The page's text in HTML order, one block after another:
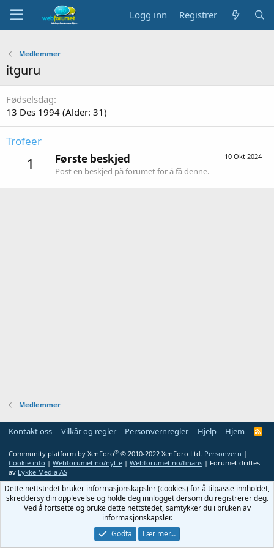
Logg inn Registrer
Medlemmer
itguru
Fødselsdag
13 Des 1994 (Alder: 31)
Trofeer
1 10 Okt 2024
Første beskjed
Post en beskjed på forumet for å få denne.
Medlemmer
Kontakt oss Vilkår og regler Personvernregler Hjelp Hjem
R
Community platform by XenForo® © 2010-2022 XenForo Ltd. Personvern |
Cookie info | Webforumet.no/nytte | Webforumet.no/finans | Forumet driftes
av Lykke Media AS
Dette nettstedet bruker informasjonskapsler (cookies) for å tilpasse innholdet,
skreddersy din opplevelse og holde deg innlogget dersom du registrerer deg.
Ved å fortsette og bruke dette nettstedet, samtykker du i bruken av
informasjonskapsler.
Godta
Lær mer…